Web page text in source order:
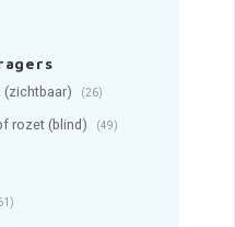
(26)
rozet (blind) (49)